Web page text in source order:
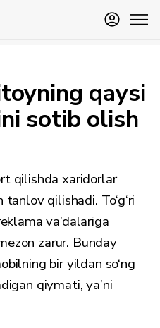
qaysi
sotib olish
qilishda xaridorlar
qilishadi. To‘g‘ri
va’dalariga
zarur. Bunday
bir yildan so‘ng
qiymati, ya’ni